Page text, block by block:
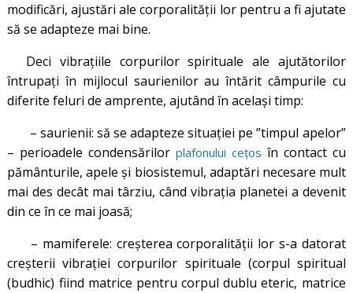
modificări, ajustări ale corporalității lor pentru a fi ajutate
să se adapteze mai bine.
Deci vibrațiile corpurilor spirituale ale ajutătorilor
întrupați în mijlocul saurienilor au întărit câmpurile cu
diferite feluri de amprente, ajutând în același timp:
– saurienii: să se adapteze situației pe ”timpul apelor”
– perioadele condensărilorplafonului cețos în contact cu
pământurile, apele și biosistemul, adaptări necesare mult
mai des decât mai târziu, când vibrația planetei a devenit
din ce în ce mai joasă;
– mamiferele: creșterea corporalității lor s-a datorat
creșterii vibrației corpurilor spirituale (corpul spiritual
(budhic) fiind matrice pentru corpul dublu eteric, matrice